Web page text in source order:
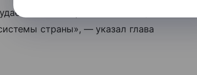
балансировать бюджет,
страны», — указал глава